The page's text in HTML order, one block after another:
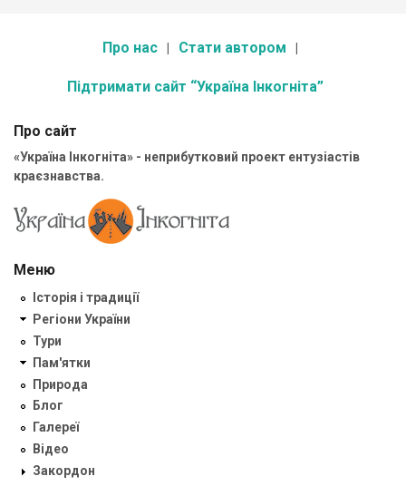
Про нас Стати автором
Підтримати сайт “Україна Інкогніта”
Про сайт
«Україна Інкогніта» - неприбутковий проект ентузіастів
краєзнавства.
Меню
Історія і традиції
Регіони України
Тури
Пам'ятки
Природа
Блог
Галереї
Відео
Закордон